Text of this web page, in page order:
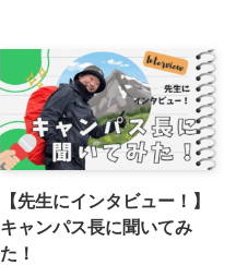
【先生にインタビュー！】
キャンパス長に聞いてみ
た！